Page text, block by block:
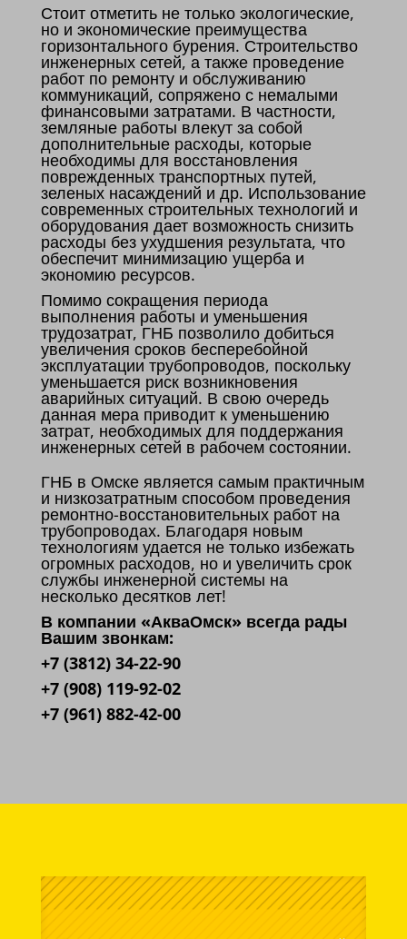
Стоит отметить не только экологические,
но и экономические преимущества
горизонтального бурения. Строительство
инженерных сетей, а также проведение
работ по ремонту и обслуживанию
коммуникаций, сопряжено с немалыми
финансовыми затратами. В частности,
земляные работы влекут за собой
дополнительные расходы, которые
необходимы для восстановления
поврежденных транспортных путей,
зеленых насаждений и др. Использование
современных строительных технологий и
оборудования дает возможность снизить
расходы без ухудшения результата, что
обеспечит минимизацию ущерба и
экономию ресурсов.
Помимо сокращения периода
выполнения работы и уменьшения
трудозатрат, ГНБ позволило добиться
увеличения сроков бесперебойной
эксплуатации трубопроводов, поскольку
уменьшается риск возникновения
аварийных ситуаций. В свою очередь
данная мера приводит к уменьшению
затрат, необходимых для поддержания
инженерных сетей в рабочем состоянии.
ГНБ в Омске является самым практичным
и низкозатратным способом проведения
ремонтно-восстановительных работ на
трубопроводах. Благодаря новым
технологиям удается не только избежать
огромных расходов, но и увеличить срок
службы инженерной системы на
несколько десятков лет!
В компании «АкваОмск» всегда рады
Вашим звонкам:
+7 (3812) 34-22-90
+7 (908) 119-92-02
+7 (961) 882-42-00